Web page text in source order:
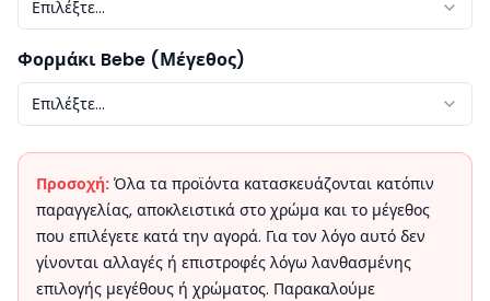
Επιλέξτε...
Φορμάκι Bebe (Μέγεθος)
Επιλέξτε...
Προσοχή: Όλα τα προϊόντα κατασκευάζονται κατόπιν
παραγγελίας, αποκλειστικά στο χρώμα και το μέγεθος
που επιλέγετε κατά την αγορά. Για τον λόγο αυτό δεν
γίνονται αλλαγές ή επιστροφές λόγω λανθασμένης
επιλογής μεγέθους ή χρώματος. Παρακαλούμε